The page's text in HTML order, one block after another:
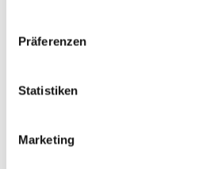
Präferenzen
Statistiken
Marketing